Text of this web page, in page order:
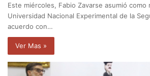
Este miércoles, Fabio Zavarse asumió
Universidad Nacional Experimental de la
acuerdo con…
Ver Mas »